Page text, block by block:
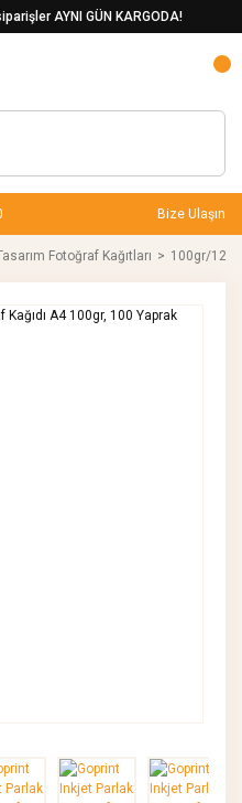
AYNI GÜN KARGODA!
Bize Ulaşın
Fotoğraf Kağıtları 100gr/